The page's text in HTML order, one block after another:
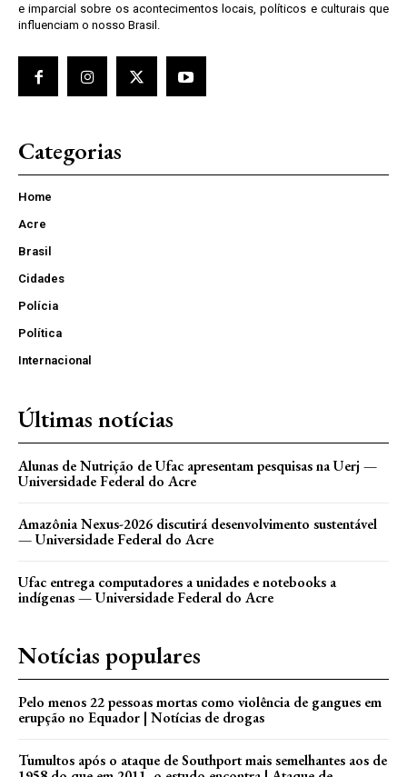
e imparcial sobre os acontecimentos locais, políticos e culturais que
influenciam o nosso Brasil.
Categorias
Home
Acre
Brasil
Cidades
Polícia
Política
Internacional
Últimas notícias
Alunas de Nutrição de Ufac apresentam pesquisas na Uerj —
Universidade Federal do Acre
Amazônia Nexus-2026 discutirá desenvolvimento sustentável
— Universidade Federal do Acre
Ufac entrega computadores a unidades e notebooks a
indígenas — Universidade Federal do Acre
Notícias populares
Pelo menos 22 pessoas mortas como violência de gangues em
erupção no Equador | Notícias de drogas
Tumultos após o ataque de Southport mais semelhantes aos de